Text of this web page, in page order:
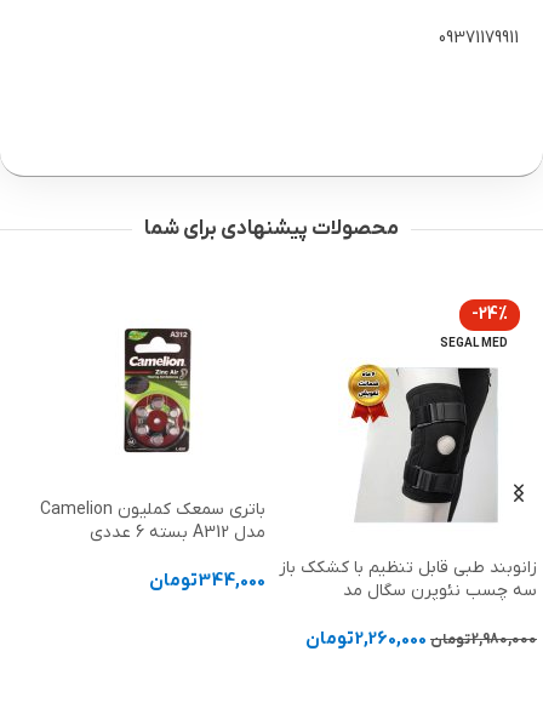
09371179911
محصولات پیشنهادی برای شما
-24%
SEGAL MED
زانوبند طبی قابل تنظیم با کشکک باز
سه چسب نئوپرن سگال مد
2,980,000تومان 2,260,000تومان
باتری سمعک کملیون Camelion
مدل A312 بسته 6 عددی
344,000تومان